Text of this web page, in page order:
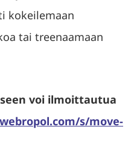
kokeilemaan
tai treenaamaan
voi ilmoittautua
s/move-